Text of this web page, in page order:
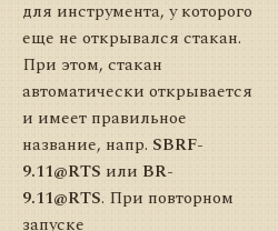
для инструмента, у которого
еще не открывался стакан.
При этом, стакан
автоматически открывается
и имеет правильное
название, напр. SBRF-
9.11@RTS или BR-
9.11@RTS. При повторном
запуске